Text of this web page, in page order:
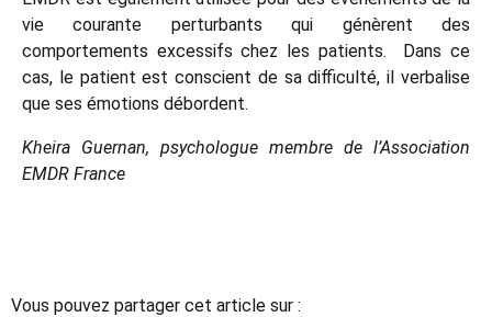
vie courante perturbants qui génèrent des
comportements excessifs chez les patients. Dans ce
cas, le patient est conscient de sa difficulté, il verbalise
que ses émotions débordent.
Kheira Guernan, psychologue membre de l’Association
EMDR France
Vous pouvez partager cet article sur :